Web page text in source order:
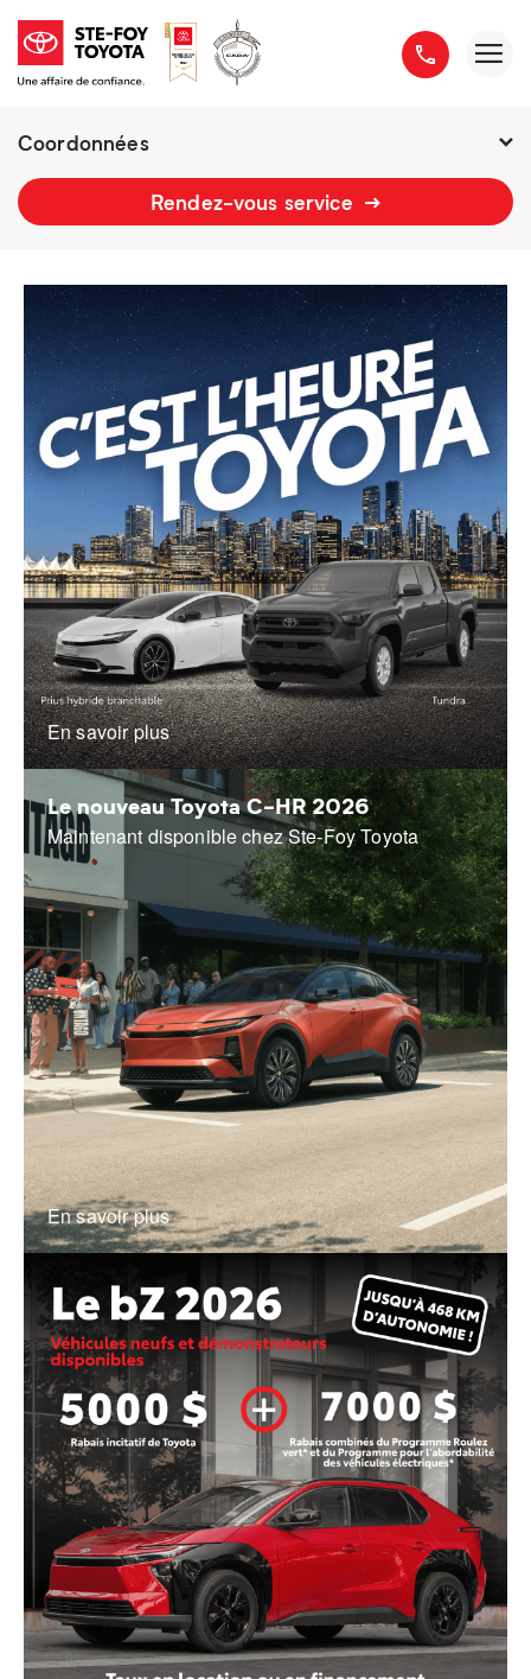
Coordonnées
2777 boulevard du Versant-Nord
Rendez-vous service
En savoir plus
Le nouveau Toyota C-HR 2026
Maintenant disponible chez Ste-Foy Toyota
En savoir plus